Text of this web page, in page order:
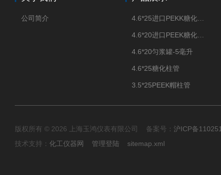
公司简介
4.6*20匀浆罐-5毫升
4.6*25糖化柱管
3.5*25PEEK帽柱管
版权所有 © 2026 上海玉鸿仪表有限公司 备案号： 沪ICP备
技术支持： 化工仪器网 管理登陆 sitemap.xml